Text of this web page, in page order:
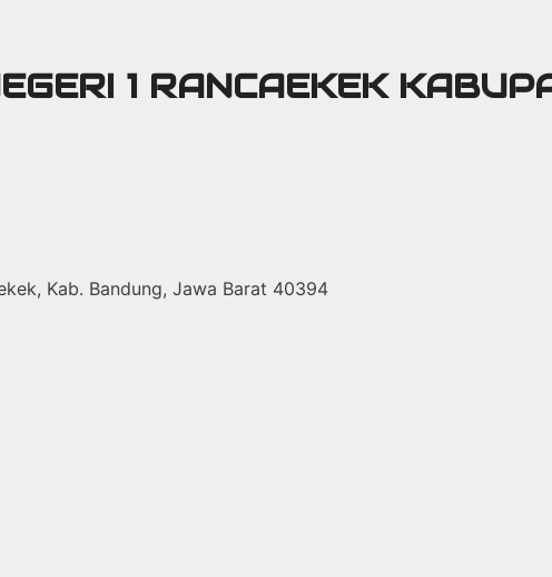
1 RANCAEKEK
Kab. Bandung, Jawa Barat 40394